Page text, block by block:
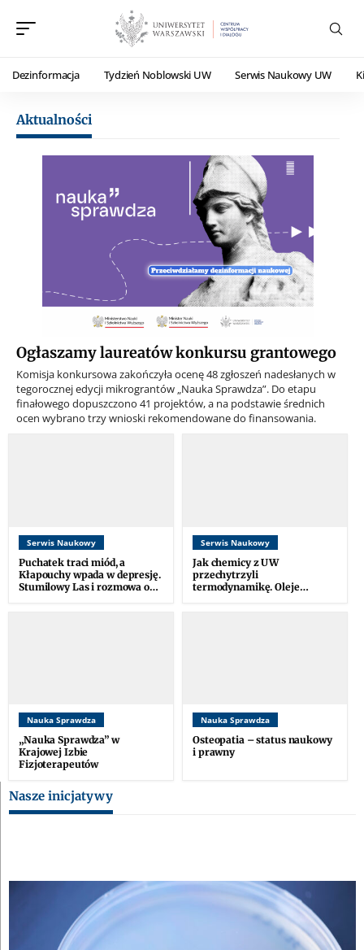
Dezinformacja Tydzień Noblowski UW Serwis Naukowy UW
Aktualności
Ogłaszamy laureatów konkursu grantowego
Komisja konkursowa zakończyła ocenę 48 zgłoszeń nadesłanych w
tegorocznej edycji mikrograntów „Nauka Sprawdza”. Do etapu
finałowego dopuszczono 41 projektów, a na podstawie średnich
ocen wybrano trzy wnioski rekomendowane do finansowania.
Serwis Naukowy
Puchatek traci miód, a
Kłapouchy wpada w depresję.
Stumilowy Las i rozmowa o
Serwis Naukowy
Jak chemicy z UW
przechytrzyli
termodynamikę. Oleje
Nauka Sprawdza
„Nauka Sprawdza” w
Krajowej Izbie
Fizjoterapeutów
Nauka Sprawdza
Osteopatia – status naukowy
i prawny
Nasze inicjatywy